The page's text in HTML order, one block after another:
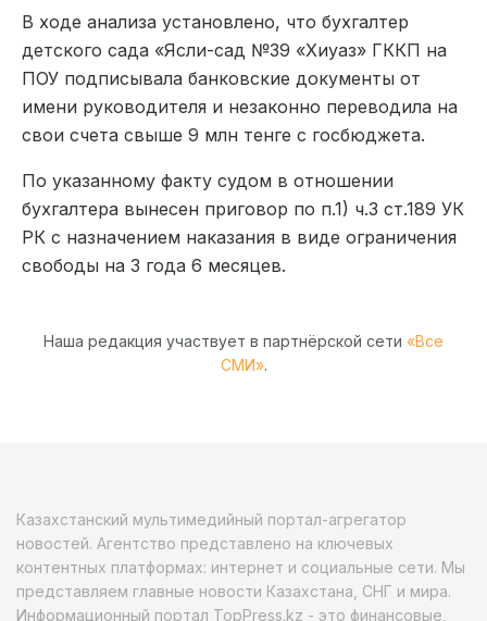
В ходе анализа установлено, что бухгалтер
детского сада «Ясли-сад №39 «Хиуаз» ГККП на
ПОУ подписывала банковские документы от
имени руководителя и незаконно переводила на
свои счета свыше 9 млн тенге с госбюджета.
По указанному факту судом в отношении
бухгалтера вынесен приговор по п.1) ч.3 ст.189 УК
РК с назначением наказания в виде ограничения
свободы на 3 года 6 месяцев.
Наша редакция участвует в партнёрской сети «Все
СМИ».
Казахстанский мультимедийный портал-агрегатор
новостей. Агентство представлено на ключевых
контентных платформах: интернет и социальные сети. Мы
представляем главные новости Казахстана, СНГ и мира.
Информационный портал TopPress.kz - это финансовые,